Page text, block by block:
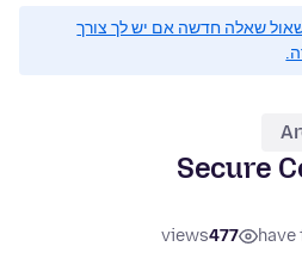
שאלה חדשה אם יש לך צורך
Secure
477
views